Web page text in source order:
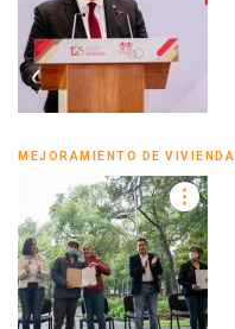
MEJORAMIENTO DE VIVIENDA